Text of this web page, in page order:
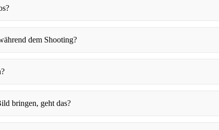
dem Shooting?
bringen, geht das?